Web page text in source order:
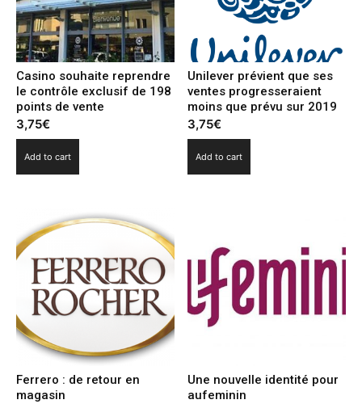
Casino souhaite reprendre
le contrôle exclusif de 198
points de vente
3,75€
Add to cart
Unilever prévient que ses
ventes progresseraient
moins que prévu sur 2019
3,75€
Add to cart
Ferrero : de retour en
magasin
Une nouvelle identité pour
aufeminin